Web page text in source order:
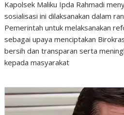
Kapolsek Maliku Ipda Rahmadi
sosialisasi ini dilaksanakan dalam
Pemerintah untuk melaksanakan
sebagai upaya menciptakan
bersih dan transparan serta
kepada masyarakat